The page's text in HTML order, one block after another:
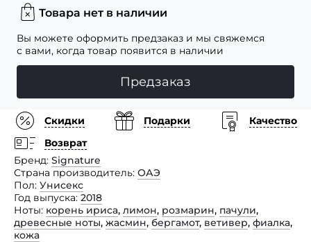
Товара нет в наличии
Вы можете оформить предзаказ и мы свяжемся
с вами, когда товар появится в наличии
Предзаказ
Скидки Подарки
Качество
Возврат
Бренд Signature
Страна производитель ОАЭ
Пол Унисекс
Год выпуска 2018
Ноты корень ириса, лимон, розмарин, пачули,
древесные ноты, жасмин, бергамот, ветивер, фиалка,
кожа